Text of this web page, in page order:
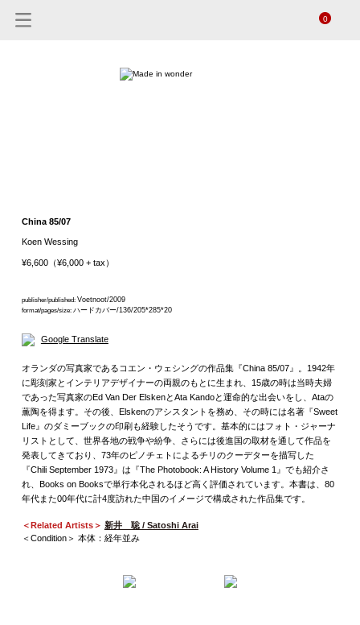
0
China 85/07
Koen Wessing
¥6,600（¥6,000 + tax）
publisher/published: Voetnoot/2009
format/pages/size: ハードカバー/136/205*285*20
Google Translate
オランダの写真家であるコエン・ウェシングの作品集『China 85/07』。1942年
に彫刻家とインテリアデザイナーの両親のもとに生まれ、15歳の時は当時夫婦
であった写真家のEd Van Der ElskenとAta Kandoと運命的な出会いをし、Ataの
薫陶を得ます。その後、Elskenのアシスタントを務め、その時には名著『Sweet
Life』のダミーブックの印刷も経験したそうです。基本的にはフォト・ジャーナ
リストとして、世界各地の戦争や紛争、さらには後進国の取材を通して作品を
発表してきており、73年のピノチェトによるチリのクーデターを描写した
『Chili September 1973』は『The Photobook: A History Volume 1』でも紹介さ
れ、Books on Booksで単行本化されるほど高く評価されています。本書は、80
年代また00年代に計4度訪れた中国のイメージで構成された作品集です。
＜Related Artists＞ 新井 聡 / Satoshi Arai
＜Condition＞ 本体：経年並み